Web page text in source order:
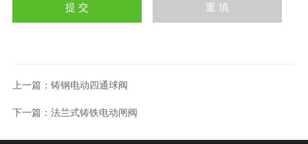
上一篇： 铸钢电动四通球阀
下一篇： 法兰式铸铁电动闸阀